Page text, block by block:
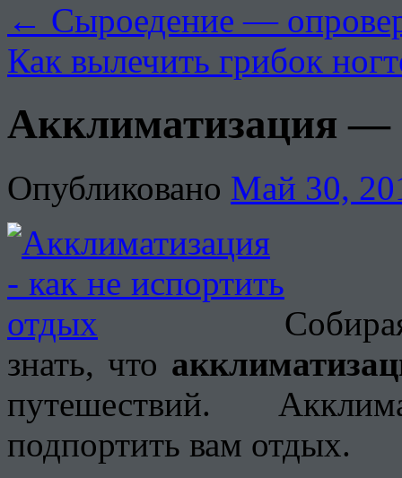
← Сыроедение —
Как вылечить грибок
Акклиматизация —
Опубликовано Май 30,
знать, что
путешествий.
подпортить вам отдых.